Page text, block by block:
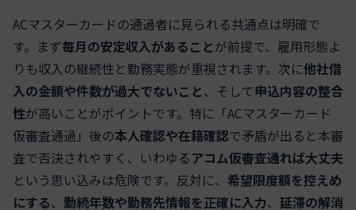
ACマスターカードの通過者に見られる共通点は明確で
す。まず毎月の安定収入があることが前提で、雇用形態よ
りも収入の継続性と勤務実態が重視されます。次に他社借
入の金額や件数が過大でないこと、そして申込内容の整合
性が高いことがポイントです。特に「ACマスターカード
仮審査通過」後の本人確認や在籍確認で矛盾が出ると本審
査で否決されやすく、いわゆるアコム仮審査通れば大丈夫
という思い込みは危険です。反対に、 希望限度額を控えめ
にする、 勤続年数や勤務先情報を正確に入力、 延滞の解消